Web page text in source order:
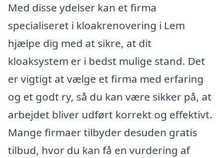
Med disse ydelser kan et firma
specialiseret i kloakrenovering i Lem
hjælpe dig med at sikre, at dit
kloaksystem er i bedst mulige stand. Det
er vigtigt at vælge et firma med erfaring
og et godt ry, så du kan være sikker på, at
arbejdet bliver udført korrekt og effektivt.
Mange firmaer tilbyder desuden gratis
tilbud, hvor du kan få en vurdering af